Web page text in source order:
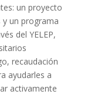
un proyecto
un programa
del YELEP,
recaudación
ayudarles a
activamente